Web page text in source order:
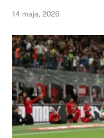
14 maja, 2026